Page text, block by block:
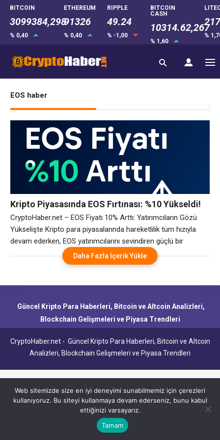
BITCOIN
3099384,298
% 0,40
ETHEREUM
91326
% 0,40
RIPPLE
49.24
% -1,00
BITCOIN
CASH
10314.62,267
% 1,60
%
EOS haber
Kripto Piyasasında EOS Fırtınası: %10 Yükseldi!
CryptoHaber.net – EOS Fiyatı 10% Arttı: Yatırımcıların Gözü
Yükselişte Kripto para piyasalarında hareketlilik tüm hızıyla
devam ederken, EOS yatırımcılarını sevindiren güçlü bir
yükseliş sergiledi. Perşembe günü EOS, %10,28 oranında değer
kazanarak 0,8702 dolar seviyesine ulaştı. Bu, EOS’un 2 Nisan
kayıtlara geçti. EOS’un bu performansı, yatırımcıların dikkatini
Daha Fazla İçerik Yükle
Güncel Kripto Para Haberleri, Bitcoin ve Altcoin Analizleri,
Blockchain Gelişmeleri ve Piyasa Trendleri
CryptoHaber.net - Güncel Kripto Para Haberleri, Bitcoin ve Altcoin
Analizleri, Blockchain Gelişmeleri ve Piyasa Trendleri
Web sitemizde size en iyi deneyimi sunabilmemiz için çerezleri
kullanıyoruz. Bu siteyi kullanmaya devam ederseniz, bunu kabul
ettiğinizi varsayarız.
Tamam